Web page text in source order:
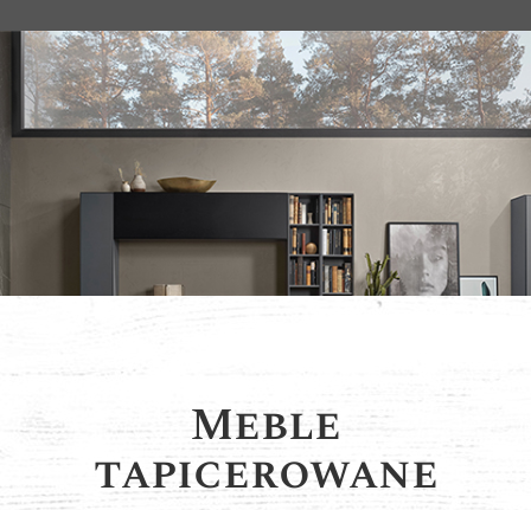
Meble
tapicerowane